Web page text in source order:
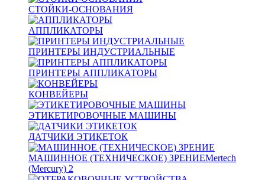
СТОЙКИ-ОСНОВАНИЯ
АППЛИКАТОРЫ
ПРИНТЕРЫ ИНДУСТРИАЛЬНЫЕ
ПРИНТЕРЫ АППЛИКАТОРЫ
КОНВЕЙЕРЫ
ЭТИКЕТИРОВОЧНЫЕ МАШИНЫ
ДАТЧИКИ ЭТИКЕТОК
МАШИННОЕ (ТЕХНИЧЕСКОЕ) ЗРЕНИЕMertech
(Mercury) 2